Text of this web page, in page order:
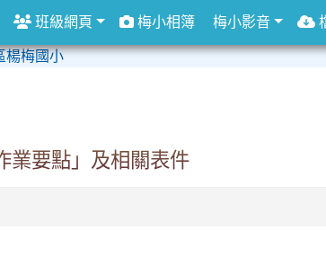
業要點」及相關表件
班級網頁 梅小相簿 梅小影音